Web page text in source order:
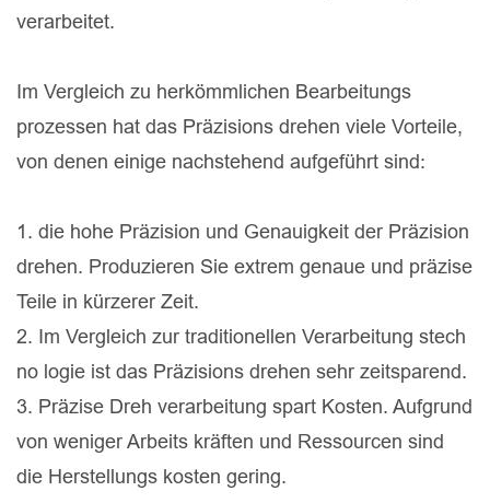
verarbeitet.
Im Vergleich zu herkömmlichen Bearbeitungs
prozessen hat das Präzisions drehen viele Vorteile,
von denen einige nachstehend aufgeführt sind:
1. die hohe Präzision und Genauigkeit der Präzision
drehen. Produzieren Sie extrem genaue und präzise
Teile in kürzerer Zeit.
2. Im Vergleich zur traditionellen Verarbeitung stech
no logie ist das Präzisions drehen sehr zeitsparend.
3. Präzise Dreh verarbeitung spart Kosten. Aufgrund
von weniger Arbeits kräften und Ressourcen sind
die Herstellungs kosten gering.